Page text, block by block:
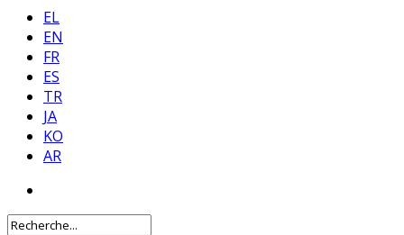
EL
EN
FR
ES
TR
JA
KO
AR